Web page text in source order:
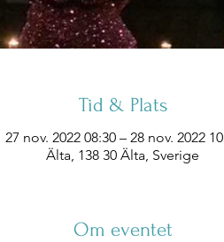
Tid & Plats
27 nov. 2022 08:30 – 28 nov. 2022
Älta, 138 30 Älta, Sverige
Om eventet